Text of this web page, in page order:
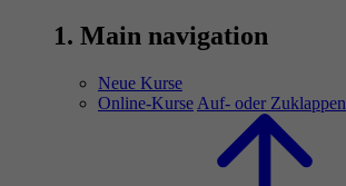
1. Main navigation
Neue Kurse
Online-Kurse Auf- oder Zuklappen